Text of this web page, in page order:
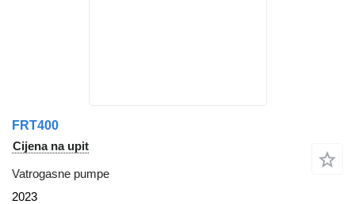
FRT400
Cijena na upit
Vatrogasne pumpe
2023